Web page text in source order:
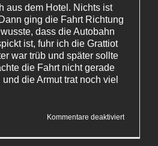
aus dem Hotel. Nichts ist
ging die Fahrt Richtung
dass die Autobahn
ist, fuhr ich die Grattiot
war trüb und später sollte
die Fahrt nicht gerade
und die Armut trat noch viel
Kommentare deaktiviertfür